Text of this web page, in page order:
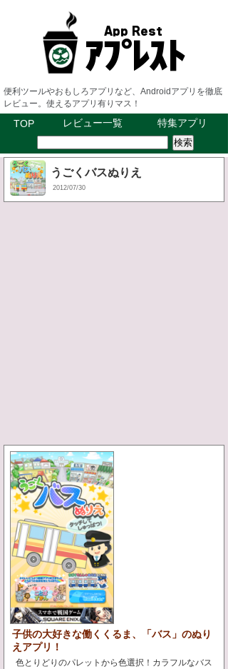
便利ツールやおもしろアプリなど、Androidアプリを徹底
レビュー。使えるアプリ有りマス！
TOP レビュー一覧 特集アプリ
うごくバスぬりえ
2012/07/30
子供の大好きな働くくるま、「バス」のぬり
えアプリ！
色とりどりのパレットから色選択！カラフルなバス